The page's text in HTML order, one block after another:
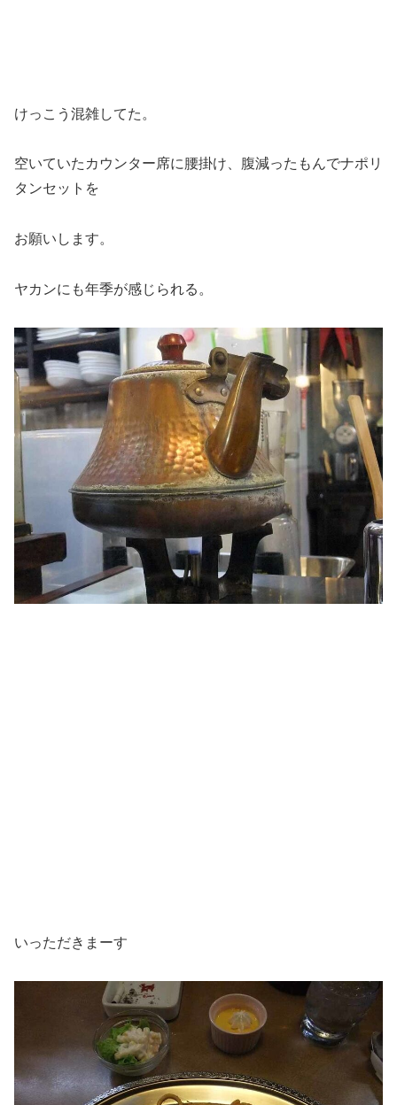
けっこう混雑してた。
空いていたカウンター席に腰掛け、腹減ったもんでナポリ
タンセットを
お願いします。
ヤカンにも年季が感じられる。
いっただきまーす